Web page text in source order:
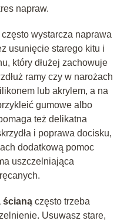
napraw.
wystarcza naprawa
usunięcie starego kitu i
który dłużej zachowuje
ramy czy w narożach
lub akrylem, a na
gumowe albo
też delikatna
i poprawa docisku,
dodatkową pomoc
uszczelniająca
ścianączęsto trzeba
Usuwasz stare,